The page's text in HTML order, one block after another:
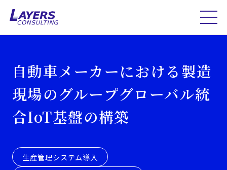
自動車メーカーにおける製造
現場のグループグローバル統
合IoT基盤の構築
生産管理システム導入